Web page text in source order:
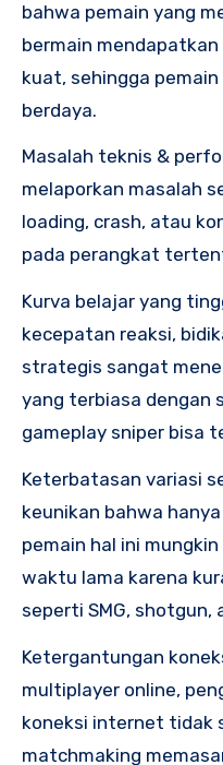
bahwa pemain yang
bermain
kuat, sehingga
berdaya.
Masalah teknis &
melaporkan masalah
loading, crash, atau
pada perangkat
Kurva belajar yang
kecepatan reaksi,
strategis sangat
yang terbiasa dengan
gameplay sniper bisa
Keterbatasan variasi
keunikan bahwa
pemain hal ini
waktu lama karena
seperti SMG, shotgun,
Ketergantungan
multiplayer online,
koneksi internet tidak
matchmaking